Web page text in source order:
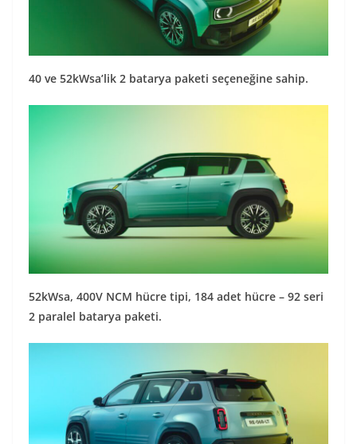
40 ve 52kWsa’lik 2 batarya paketi seçeneğine sahip.
52kWsa, 400V NCM hücre tipi, 184 adet hücre – 92 seri
2 paralel batarya paketi.